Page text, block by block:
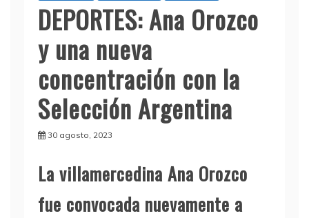
DEPORTES: Ana Orozco
y una nueva
concentración con la
Selección Argentina
30 agosto, 2023
La villamercedina Ana Orozco
fue convocada nuevamente a